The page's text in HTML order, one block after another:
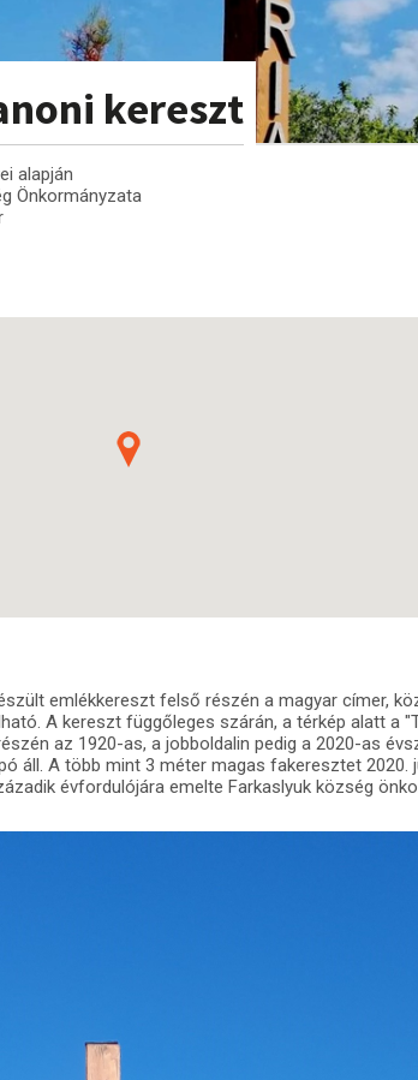
kereszt
alapján
Önkormányzata
emlékkereszt felső részén a magyar címer,
A kereszt függőleges szárán, a térkép alatt a
az 1920-as, a jobboldalin pedig a 2020-as
áll. A több mint 3 méter magas fakeresztet 2020.
évfordulójára emelte Farkaslyuk község